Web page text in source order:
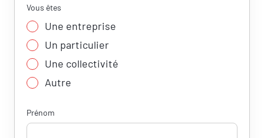
Vous êtes
Une entreprise
Un particulier
Une collectivité
Autre
Prénom